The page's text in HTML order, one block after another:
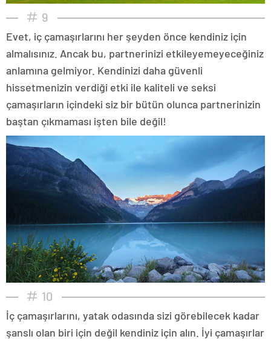
9
Evet, iç çamaşırlarını her şeyden önce kendiniz için
almalısınız. Ancak bu, partnerinizi etkileyemeyeceğiniz
anlamına gelmiyor. Kendinizi daha güvenli
hissetmenizin verdiği etki ile kaliteli ve seksi
çamaşırların içindeki siz bir bütün olunca partnerinizin
baştan çıkmaması işten bile değil!
10
İç çamaşırlarını, yatak odasında sizi görebilecek kadar
şanslı olan biri için değil kendiniz için alın. İyi çamaşırlar